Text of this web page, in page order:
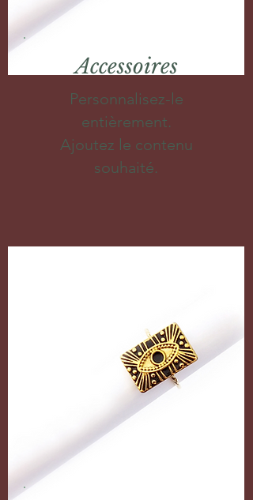
Accessoires
Personnalisez-le
entièrement.
Ajoutez le contenu
souhaité.